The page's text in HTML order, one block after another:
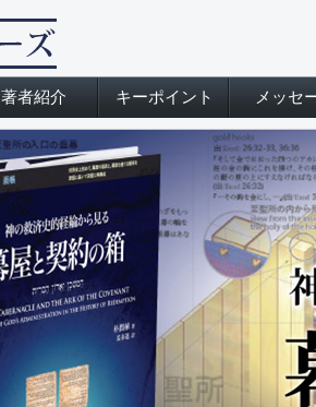
著者紹介 キーポイント メッセ